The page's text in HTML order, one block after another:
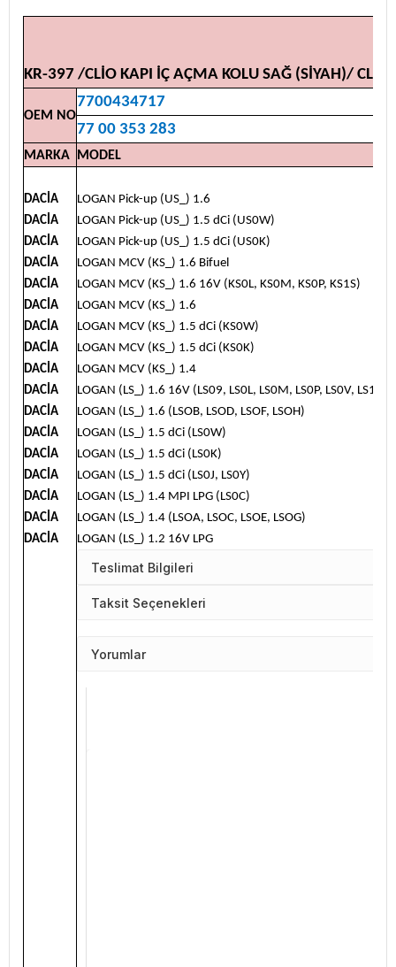
KR-397 /CLİO KAPI İÇ AÇMA KOLU SAĞ (SİYAH)/
OEM NO
7700434717
77 00 353 283
MARKA MODEL
DACİA
LOGAN Pick-up (US_) 1.6
DACİA
LOGAN Pick-up (US_) 1.5 dCi (US0W)
DACİA
LOGAN Pick-up (US_) 1.5 dCi (US0K)
DACİA
LOGAN MCV (KS_) 1.6 Bifuel
DACİA
LOGAN MCV (KS_) 1.6 16V (KS0L, KS0M, KS0P, KS1S)
DACİA
LOGAN MCV (KS_) 1.6
DACİA
LOGAN MCV (KS_) 1.5 dCi (KS0W)
DACİA
LOGAN MCV (KS_) 1.5 dCi (KS0K)
DACİA
LOGAN MCV (KS_) 1.4
DACİA
LOGAN (LS_) 1.6 16V (LS09, LS0L, LS0M, LS0P, LS0V, LS18,
DACİA
LOGAN (LS_) 1.6 (LSOB, LSOD, LSOF, LSOH)
DACİA
LOGAN (LS_) 1.5 dCi (LS0W)
DACİA
LOGAN (LS_) 1.5 dCi (LS0K)
DACİA
LOGAN (LS_) 1.5 dCi (LS0J, LS0Y)
DACİA
LOGAN (LS_) 1.4 MPI LPG (LS0C)
DACİA
LOGAN (LS_) 1.4 (LSOA, LSOC, LSOE, LSOG)
DACİA
LOGAN (LS_) 1.2 16V LPG
Teslimat Bilgileri
Taksit Seçenekleri
Yorumlar